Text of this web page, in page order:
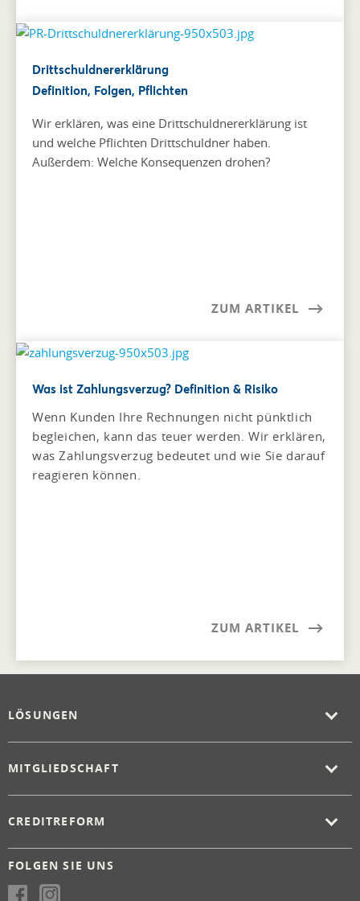
Drittschuldnererklärung
Definition, Folgen, Pflichten
Wir erklären, was eine Drittschuldnererklärung ist
und welche Pflichten Drittschuldner haben.
Außerdem: Welche Konsequenzen drohen?
ZUM ARTIKEL
Was ist Zahlungsverzug? Definition & Risiko
Wenn Kunden Ihre Rechnungen nicht pünktlich
begleichen, kann das teuer werden. Wir erklären,
was Zahlungsverzug bedeutet und wie Sie darauf
reagieren können.
ZUM ARTIKEL
LÖSUNGEN
MITGLIEDSCHAFT
CREDITREFORM
FOLGEN SIE UNS